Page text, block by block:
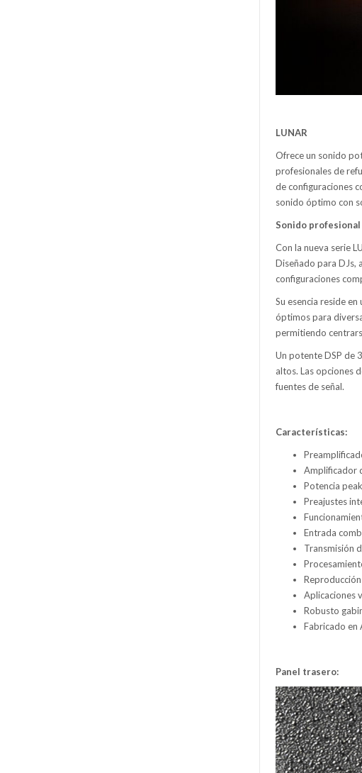
LUNAR
Ofrece un sonido
profesionales de
de configuraciones
sonido óptimo con
Sonido
Con la nueva serie
Diseñado para DJs,
configuraciones
Su esencia reside
óptimos para
permitiendo
Un potente DSP de
altos. Las opciones
fuentes de señal.
Características:
Amplificador
Potencia
Preajustes
Entrada
Transmisión
Aplicaciones
Robusto
Fabricado en
Panel trasero: